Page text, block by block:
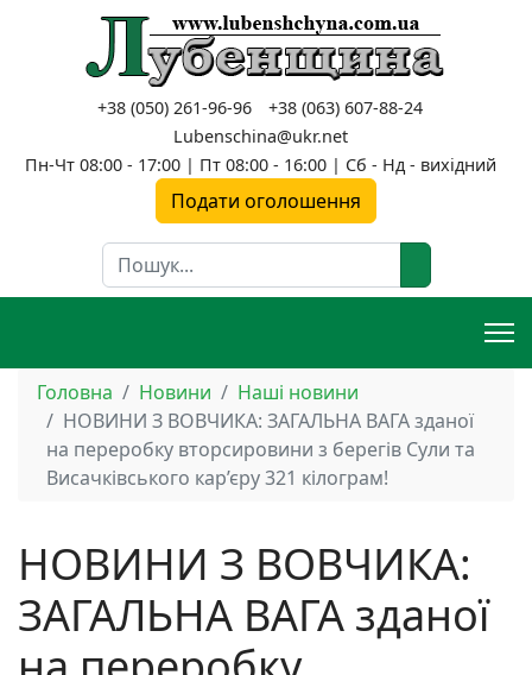
+38 (050) 261-96-96
+38 (063) 607-88-24
Lubenschina@ukr.net
Пн-Чт 08:00 - 17:00 | Пт 08:00 - 16:00 | Сб - Нд - вихідний
Подати оголошення
Пошук
Головна Новини
Наші новини
НОВИНИ З ВОВЧИКА: ЗАГАЛЬНА ВАГА зданої
на переробку вторсировини з берегів Сули та
Висачківського кар’єру 321 кілограм!
НОВИНИ З ВОВЧИКА:
ЗАГАЛЬНА ВАГА зданої